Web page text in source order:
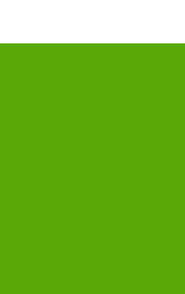
לבנית
יומית' מאת הרב יעקב ששון, נכדו